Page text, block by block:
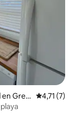
Grea
Calificación
4,71 (7)